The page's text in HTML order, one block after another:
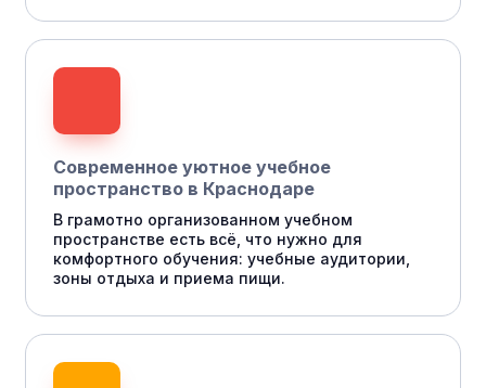
Современное уютное учебное
пространство в Краснодаре
В грамотно организованном учебном
пространстве есть всё, что нужно для
комфортного обучения: учебные аудитории,
зоны отдыха и приема пищи.